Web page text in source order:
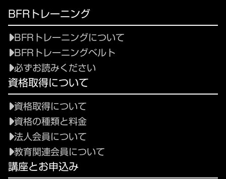
BFRトレーニング
BFRトレーニングについて
BFRトレーニングベルト
必ずお読みください
資格取得について
資格取得について
資格の種類と料金
法人会員について
教育関連会員について
講座とお申込み